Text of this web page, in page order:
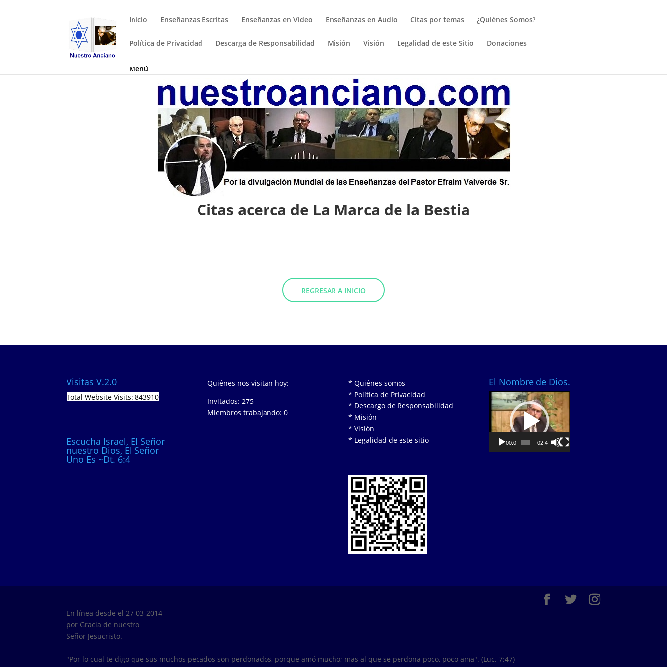
Inicio Enseñanzas Escritas Enseñanzas en Video Enseñanzas en Audio Citas por temas ¿Quiénes Somos?
Política de Privacidad Descarga de Responsabilidad Misión Visión Legalidad de este Sitio Donaciones
Menú
Citas acerca de La Marca de la Bestia
REGRESAR A INICIO
Visitas V.2.0
Total Website Visits: 843910
Escucha Israel, El Señor
nuestro Dios, El Señor
Uno Es ~Dt. 6:4
Quiénes nos visitan hoy:
Invitados: 275
Miembros trabajando: 0
* Quiénes somos
* Política de Privacidad
* Descargo de Responsabilidad
* Misión
* Visión
* Legalidad de este sitio
El Nombre de Dios.
Video
Player
00:00 02:40
En línea desde el 27-03-2014
por Gracia de nuestro
Señor Jesucristo.
"Por lo cual te digo que sus muchos pecados son perdonados, porque amó mucho; mas al que se perdona poco, poco ama". (Luc. 7:47)